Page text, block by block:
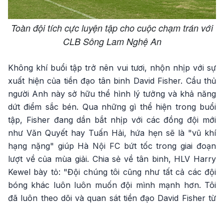
Toàn đội tích cực luyện tập cho cuộc chạm trán với
CLB Sông Lam Nghệ An
Không khí buổi tập trở nên vui tươi, nhộn nhịp với sự
xuất hiện của tiền đạo tân binh David Fisher. Cầu thủ
người Anh này sở hữu thể hình lý tưởng và khả năng
dứt điểm sắc bén. Qua những gì thể hiện trong buổi
tập, Fisher đang dần bắt nhịp với các đồng đội mới
như Văn Quyết hay Tuấn Hải, hứa hẹn sẽ là "vũ khí
hạng nặng" giúp Hà Nội FC bứt tốc trong giai đoạn
lượt về của mùa giải. Chia sẻ về tân binh, HLV Harry
Kewel bày tỏ: "Đội chúng tôi cũng như tất cả các đội
bóng khác luôn luôn muốn đội mình mạnh hơn. Tôi
đã luôn theo dõi và quan sát tiền đạo David Fisher từ